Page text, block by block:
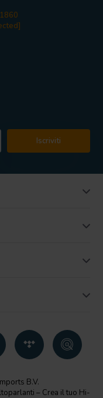
Iscriviti
B.V.
– Crea il tuo Hi-